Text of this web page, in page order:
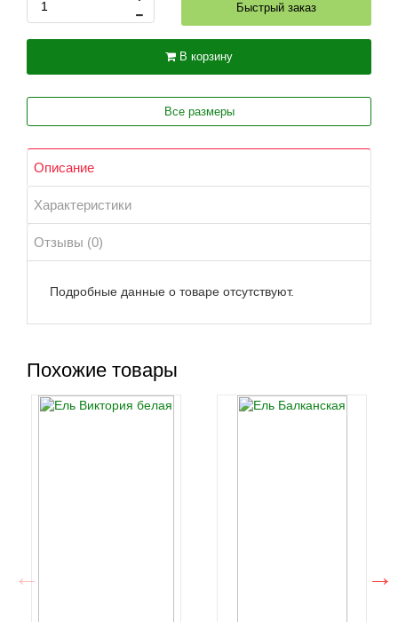
Быстрый заказ
В корзину
Все размеры
Описание
Характеристики
Отзывы (0)
Подробные данные о товаре отсутствуют.
Похожие товары